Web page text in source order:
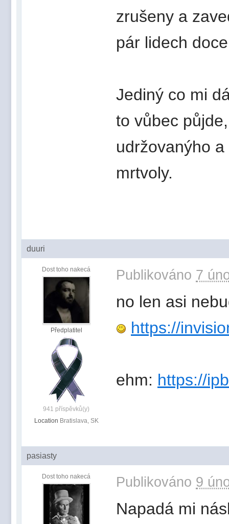
zrušeny a
pár lidech
Jediný co mi
to vůbec
udržovanýho
mrtvoly.
duuri
Dost toho nakecá
Předplatitel
941 příspěvků(y)
Location Bratislava, SK
Publikováno 7
no len asi
https://
ehm: https://
pasiasty
Dost toho nakecá Publikováno 9
Napadá mi